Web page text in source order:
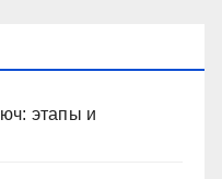
этапы и